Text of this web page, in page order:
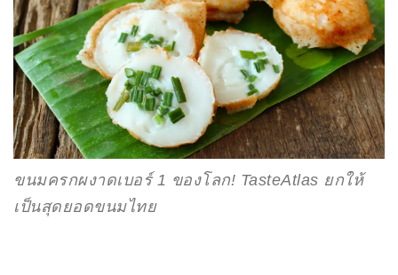
ขนมครกผงาดเบอร์ 1 ของโลก! TasteAtlas ยกให้
เป็นสุดยอดขนมไทย